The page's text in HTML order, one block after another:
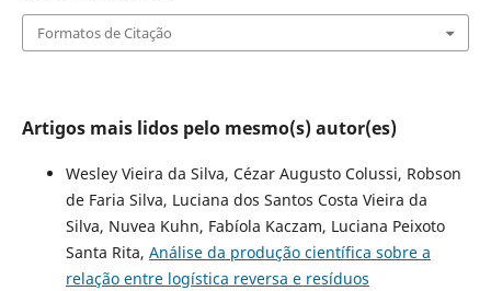
Formatos de Citação
Artigos mais lidos pelo mesmo(s) autor(es)
Wesley Vieira da Silva, Cézar Augusto Colussi, Robson
de Faria Silva, Luciana dos Santos Costa Vieira da
Silva, Nuvea Kuhn, Fabíola Kaczam, Luciana Peixoto
Santa Rita, Análise da produção científica sobre a
relação entre logística reversa e resíduos